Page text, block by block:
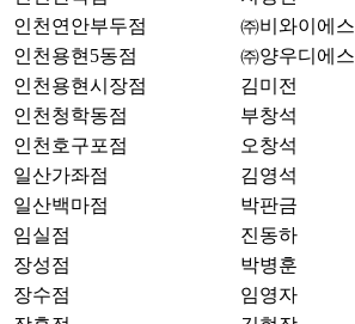
인천연안부두점
㈜비와이에스
인천용현5동점
㈜양우디에스
인천용현시장점
김미전
인천청학동점
부창석
인천호구포점
오창석
일산가좌점
김영석
일산백마점
박판금
임실점
진동하
장성점
박병훈
장수점
임영자